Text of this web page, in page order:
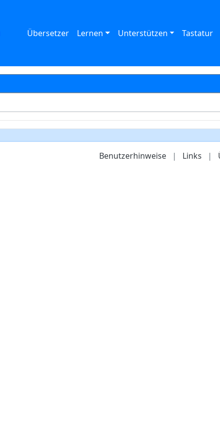
Übersetzer Lernen Unterstützen Tastatur
Benutzerhinweise | Links |